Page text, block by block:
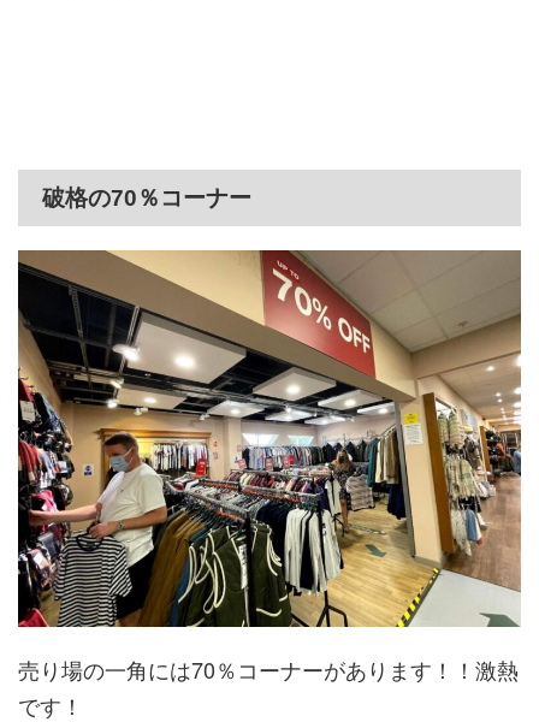
破格の70％コーナー
売り場の一角には70％コーナーがあります！！激熱
です！